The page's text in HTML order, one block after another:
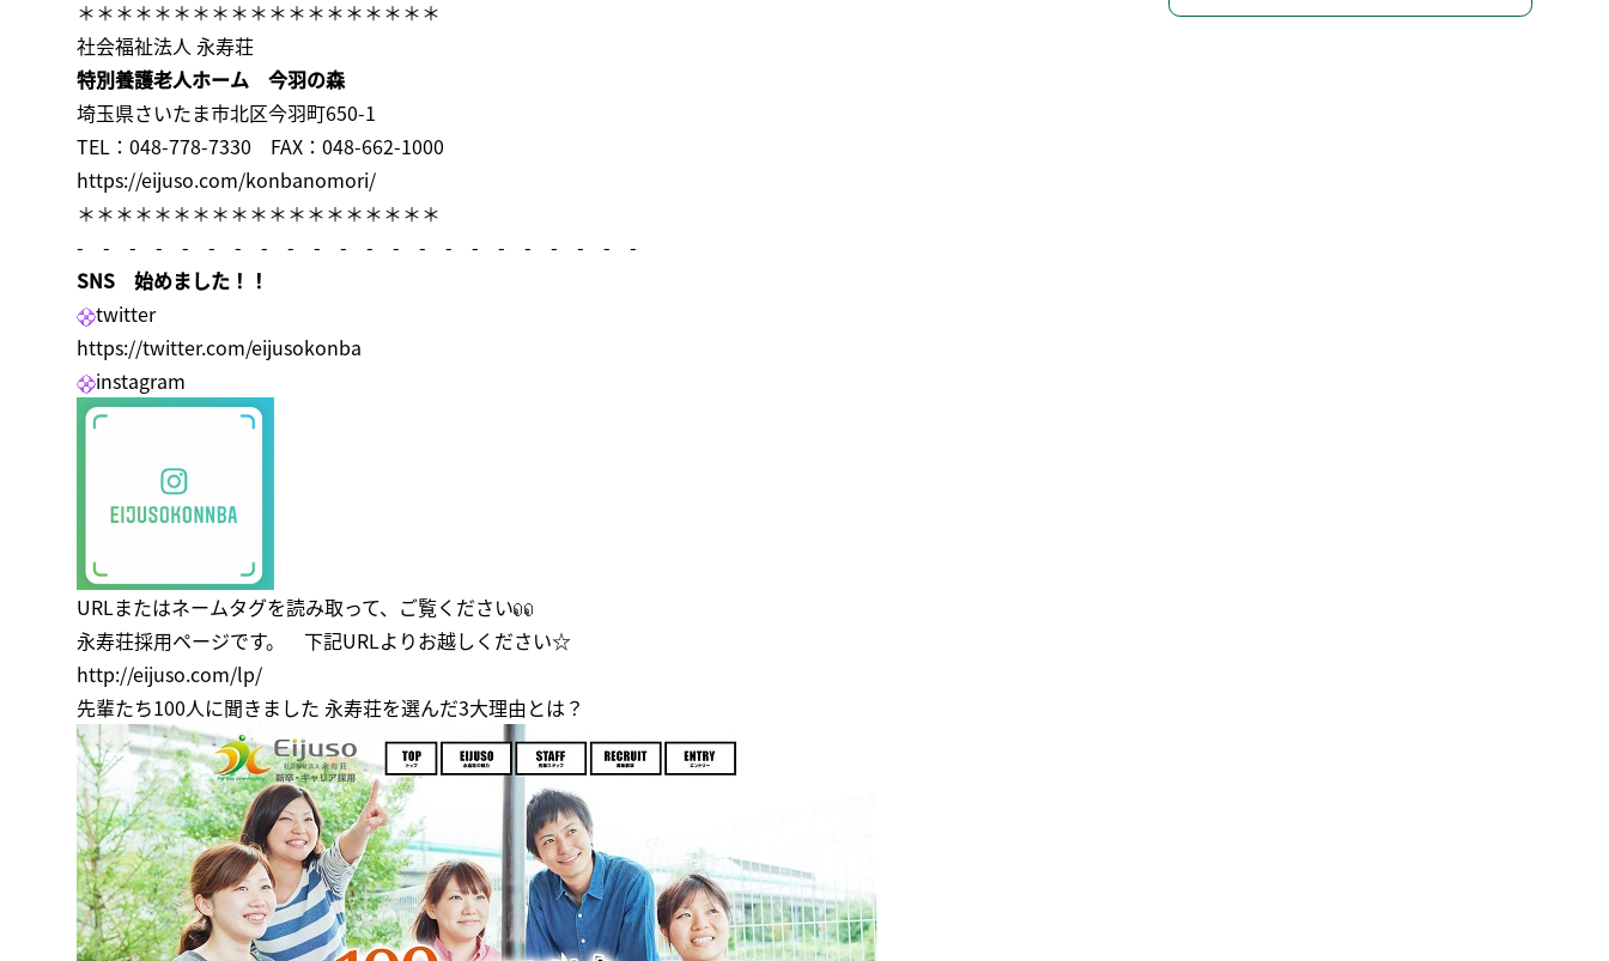
＊＊＊＊＊＊＊＊＊＊＊＊＊＊＊＊＊＊＊
社会福祉法人 永寿荘
特別養護老人ホーム 今羽の森
埼玉県さいたま市北区今羽町650-1
TEL：048-778-7330 FAX：048-662-1000
https://eijuso.com/konbanomori/
＊＊＊＊＊＊＊＊＊＊＊＊＊＊＊＊＊＊＊
- - - - - - - - - - - - - - - - - - - - - -
SNS 始めました！！
twitter
https://twitter.com/eijusokonba
instagram
URLまたはネームタグを読み取って、ご覧ください
永寿荘採用ページです。 下記URLよりお越しください☆
http://eijuso.com/lp/
先輩たち100人に聞きました 永寿荘を選んだ3大理由とは？